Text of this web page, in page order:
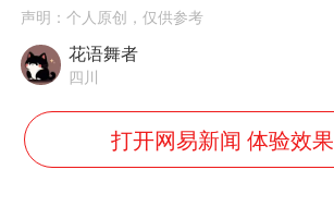
4.2平卫生间补漏
律师谈贾冰私
声明：个人原创，仅供参考
花语舞者
四川
打开网易新闻 体验效